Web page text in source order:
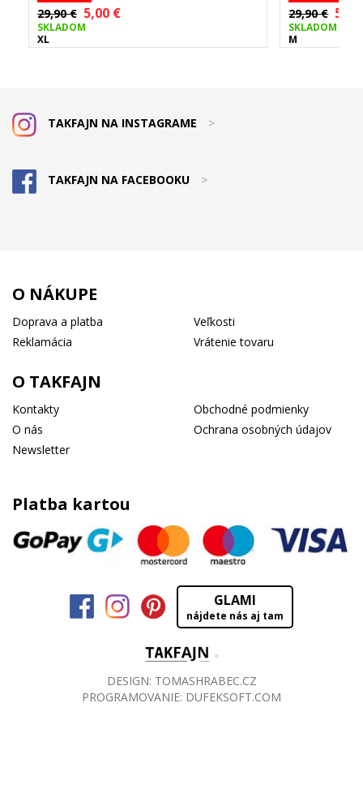
29,90 € 5,00 €
SKLADOM
XL
29,90 €
SKLADOM
M
TAKFAJN NA INSTAGRAME >
TAKFAJN NA FACEBOOKU >
O NÁKUPE
Doprava a platba
Veľkosti
Reklamácia
Vrátenie tovaru
O TAKFAJN
Kontakty
Obchodné podmienky
O nás
Ochrana osobných údajov
Newsletter
Platba kartou
GLAMI
nájdete nás aj tam
DESIGN: TOMASHRABEC.CZ
PROGRAMOVANIE: DUFEKSOFT.COM